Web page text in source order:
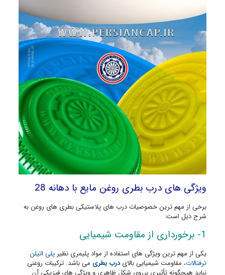
ویژگی های درب بطری روغن مایع با دهانه 28
برخی از مهم ترین خصوصیات درب های پلاستیکی بطری های روغن به
شرح ذیل است:
1- برخورداری از مقاومت شیمیایی
یکی از مهم ترین ویژگی های استفاده از مواد پلیمری نظیرپلی اتیلن
ترفتالات، مقاومت شیمیایی بالایدرب بطری می باشد. ترکیبات روغنی